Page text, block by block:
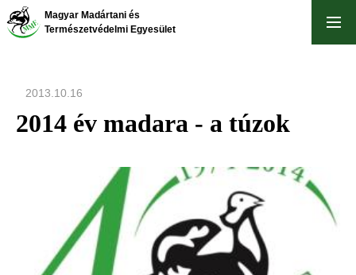
Ugrás
Magyar Madártani és
Természetvédelmi Egyesület
2013.10.16
2014 év madara - a túzok